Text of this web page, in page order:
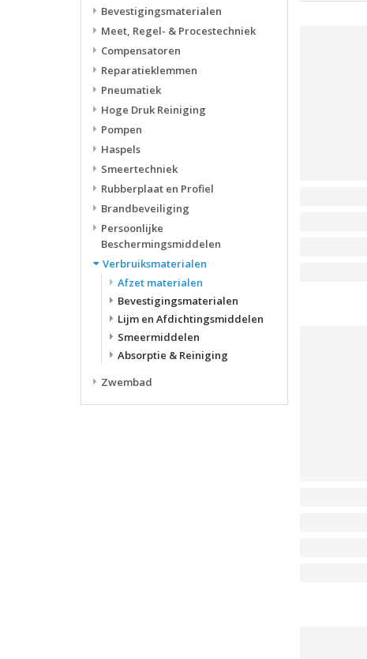
Bevestigingsmaterialen
Meet, Regel- & Procestechniek
Compensatoren
Reparatieklemmen
Pneumatiek
Hoge Druk Reiniging
Pompen
Haspels
Smeertechniek
Rubberplaat en Profiel
Brandbeveiliging
Persoonlijke
Beschermingsmiddelen
Verbruiksmaterialen
Afzet materialen
Bevestigingsmaterialen
Lijm en Afdichtingsmiddelen
Smeermiddelen
Absorptie & Reiniging
Zwembad